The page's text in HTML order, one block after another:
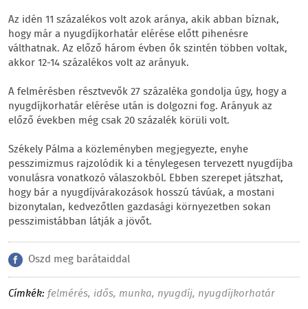
Az idén 11 százalékos volt azok aránya, akik abban bíznak,
hogy már a nyugdíjkorhatár elérése előtt pihenésre
válthatnak. Az előző három évben ők szintén többen voltak,
akkor 12-14 százalékos volt az arányuk.
A felmérésben résztvevők 27 százaléka gondolja úgy, hogy a
nyugdíjkorhatár elérése után is dolgozni fog. Arányuk az
előző években még csak 20 százalék körüli volt.
Székely Pálma a közleményben megjegyezte, enyhe
pesszimizmus rajzolódik ki a ténylegesen tervezett nyugdíjba
vonulásra vonatkozó válaszokból. Ebben szerepet játszhat,
hogy bár a nyugdíjvárakozások hosszú távúak, a mostani
bizonytalan, kedvezőtlen gazdasági környezetben sokan
pesszimistábban látják a jövőt.
Oszd meg barátaiddal
Címkék: felmérés, idős, munka, nyugdíj, nyugdíjkorhatár